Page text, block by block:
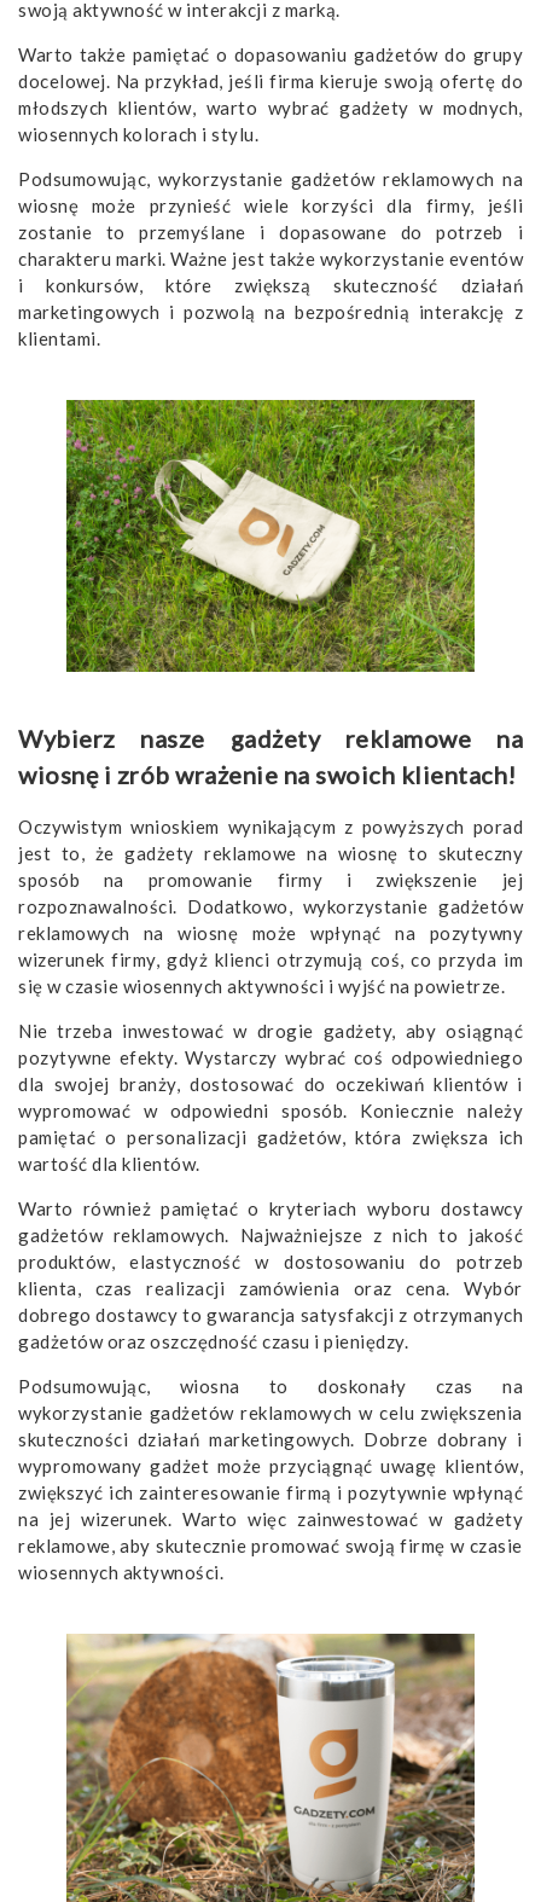
swoją aktywność w interakcji z marką.
Warto także pamiętać o dopasowaniu gadżetów do grupy
docelowej. Na przykład, jeśli firma kieruje swoją ofertę do
młodszych klientów, warto wybrać gadżety w modnych,
wiosennych kolorach i stylu.
Podsumowując, wykorzystanie gadżetów reklamowych na
wiosnę może przynieść wiele korzyści dla firmy, jeśli
zostanie to przemyślane i dopasowane do potrzeb i
charakteru marki. Ważne jest także wykorzystanie eventów
i konkursów, które zwiększą skuteczność działań
marketingowych i pozwolą na bezpośrednią interakcję z
klientami.
Wybierz nasze gadżety reklamowe na
wiosnę i zrób wrażenie na swoich klientach!
Oczywistym wnioskiem wynikającym z powyższych porad
jest to, że gadżety reklamowe na wiosnę to skuteczny
sposób na promowanie firmy i zwiększenie jej
rozpoznawalności. Dodatkowo, wykorzystanie gadżetów
reklamowych na wiosnę może wpłynąć na pozytywny
wizerunek firmy, gdyż klienci otrzymują coś, co przyda im
się w czasie wiosennych aktywności i wyjść na powietrze.
Nie trzeba inwestować w drogie gadżety, aby osiągnąć
pozytywne efekty. Wystarczy wybrać coś odpowiedniego
dla swojej branży, dostosować do oczekiwań klientów i
wypromować w odpowiedni sposób. Koniecznie należy
pamiętać o personalizacji gadżetów, która zwiększa ich
wartość dla klientów.
Warto również pamiętać o kryteriach wyboru dostawcy
gadżetów reklamowych. Najważniejsze z nich to jakość
produktów, elastyczność w dostosowaniu do potrzeb
klienta, czas realizacji zamówienia oraz cena. Wybór
dobrego dostawcy to gwarancja satysfakcji z otrzymanych
gadżetów oraz oszczędność czasu i pieniędzy.
Podsumowując, wiosna to doskonały czas na
wykorzystanie gadżetów reklamowych w celu zwiększenia
skuteczności działań marketingowych. Dobrze dobrany i
wypromowany gadżet może przyciągnąć uwagę klientów,
zwiększyć ich zainteresowanie firmą i pozytywnie wpłynąć
na jej wizerunek. Warto więc zainwestować w gadżety
reklamowe, aby skutecznie promować swoją firmę w czasie
wiosennych aktywności.